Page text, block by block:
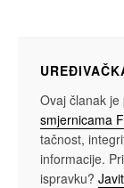
Ovaj članak
smjernicama
tačnost,
informacije.
ispravku?